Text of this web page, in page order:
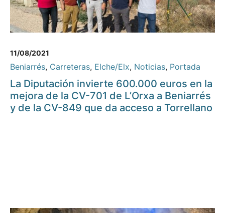
11/08/2021
Beniarrés, Carreteras, Elche/Elx, Noticias, Portada
La Diputación invierte 600.000 euros en la
mejora de la CV-701 de L’Orxa a Beniarrés
y de la CV-849 que da acceso a Torrellano